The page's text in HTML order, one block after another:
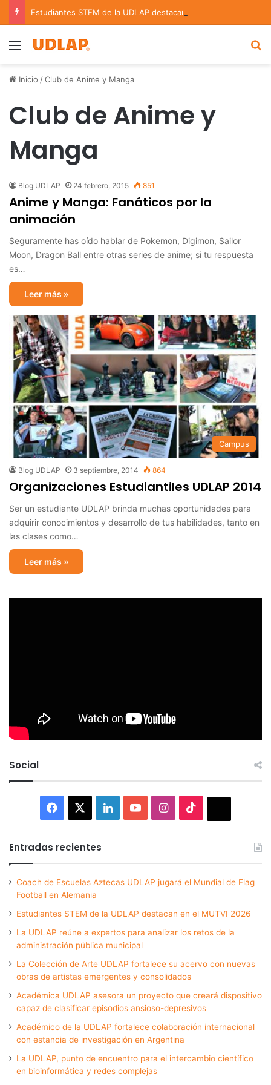
Menu
Inicio /Club de Anime y Manga
Club de Anime y
Manga
Blog UDLAP 24 febrero, 2015 851
Anime y Manga: Fanáticos por la
animación
Seguramente has oído hablar de Pokemon, Digimon, Sailor
Moon, Dragon Ball entre otras series de anime; si tu respuesta
es…
Leer más »
Campus
Blog UDLAP 3 septiembre, 2014 864
Organizaciones Estudiantiles UDLAP 2014
Ser un estudiante UDLAP brinda muchas oportunidades para
adquirir conocimientos y desarrollo de tus habilidades, tanto en
las clases como…
Leer más »
Social
Facebook LinkedInYouTubeInstagram
Entradas recientes
Coach de Escuelas Aztecas UDLAP jugará el Mundial de Flag
Football en Alemania
Estudiantes STEM de la UDLAP destacan en el MUTVI 2026
La UDLAP reúne a expertos para analizar los retos de la
administración pública municipal
La Colección de Arte UDLAP fortalece su acervo con nuevas
obras de artistas emergentes y consolidados
Académica UDLAP asesora un proyecto que creará dispositivo
capaz de clasificar episodios ansioso-depresivos
Académico de la UDLAP fortalece colaboración internacional
con estancia de investigación en Argentina
La UDLAP, punto de encuentro para el intercambio científico
en bioinformática y redes complejas